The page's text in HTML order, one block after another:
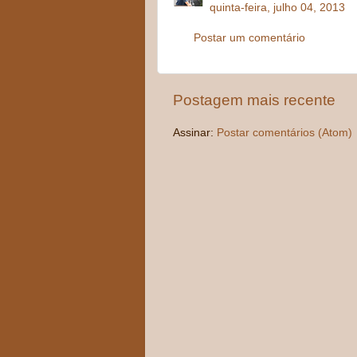
quinta-feira, julho 04, 2013
Postar um comentário
Postagem mais recente
Assinar: Postar comentários (Atom)